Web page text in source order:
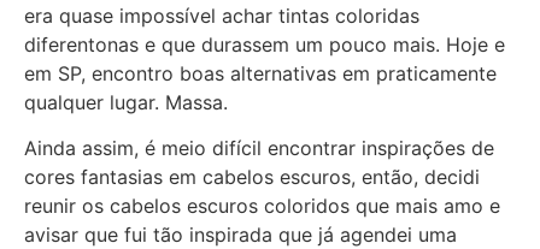
era quase impossível achar tintas coloridas
diferentonas e que durassem um pouco mais. Hoje e
em SP, encontro boas alternativas em praticamente
qualquer lugar. Massa.
Ainda assim, é meio difícil encontrar inspirações de
cores fantasias em cabelos escuros, então, decidi
reunir os cabelos escuros coloridos que mais amo e
avisar que fui tão inspirada que já agendei uma